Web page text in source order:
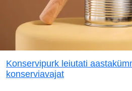
Konservipurk leiutati
konserviavajat